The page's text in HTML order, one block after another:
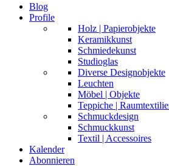
Blog
Profile
Holz | Papierobjekte
Keramikkunst
Schmiedekunst
Studioglas
Diverse Designobjekte
Leuchten
Möbel | Objekte
Teppiche |
Schmuckdesign
Schmuckkunst
Textil | Accessoires
Kalender
Abonnieren